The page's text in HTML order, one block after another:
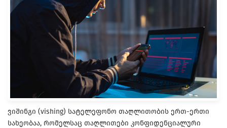
ვიშინგი (vishing) სატელეფონო თაღლითობის ერთ-ერთი
სახეობაა, რომელსაც თაღლითები კონფიდენციალური